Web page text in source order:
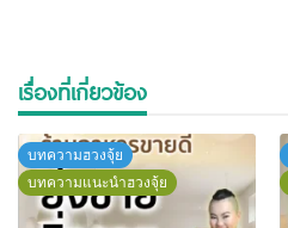
เรื่องที่เกี่ยวข้อง
บทความฮวงจุ้ย
บทความแนะนำฮวงจุ้ย